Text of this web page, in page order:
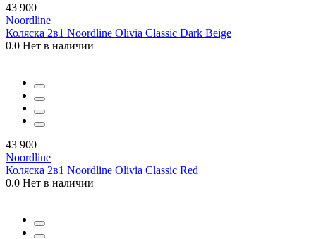
43 900
Noordline
Коляска 2в1 Noordline Olivia Classic Dark Beige
0.0 Нет в наличии
43 900
Noordline
Коляска 2в1 Noordline Olivia Classic Red
0.0 Нет в наличии